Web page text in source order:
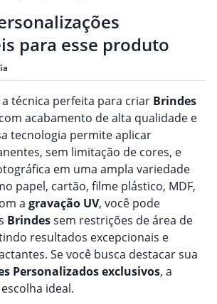
para esse produto
técnica perfeita para criar Brindes
com acabamento de alta qualidade e
tecnologia permite aplicar
sem limitação de cores, e
em uma ampla variedade
papel, cartão, filme plástico, MDF,
a gravação UV, você pode
Brindessem restrições de área de
resultados excepcionais e
Se você busca destacar sua
Personalizadosexclusivos, a
ideal.